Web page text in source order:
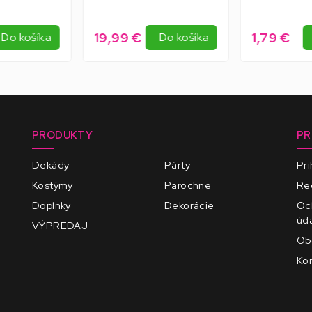
Do košíka 19,99 € Do košíka 1,79 €
PRODUKTY
Dekády
Párty
Kostýmy
Parochne
Doplnky
Dekorácie
VÝPREDAJ